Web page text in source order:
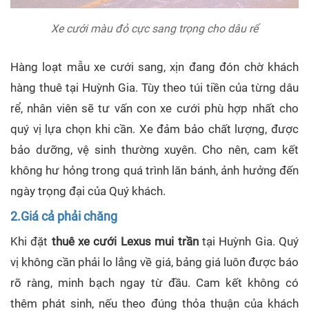
Xe cưới màu đỏ cực sang trọng cho dâu rể
Hàng loạt mẫu xe cưới sang, xịn đang đón chờ khách
hàng thuê tại Huỳnh Gia. Tùy theo túi tiền của từng dâu
rể, nhân viên sẽ tư vấn con xe cưới phù hợp nhất cho
quý vị lựa chọn khi cần. Xe đảm bảo chất lượng, được
bảo dưỡng, vệ sinh thường xuyên. Cho nên, cam kết
không hư hỏng trong quá trình lăn bánh, ảnh hưởng đến
ngày trọng đại của Quý khách.
2.Giá cả phải chăng
Khi đặt thuê xe cưới Lexus mui trầntại Huỳnh Gia. Quý
vị không cần phải lo lắng về giá, bảng giá luôn được báo
rõ ràng, minh bạch ngay từ đầu. Cam kết không có
thêm phát sinh, nếu theo đúng thỏa thuận của khách